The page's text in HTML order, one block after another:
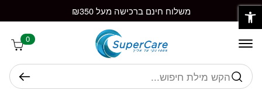
Skip to Content משלוח חינם ברכישה מעל ₪350
0
חיפוש
בחזרה למעלה
פתח סרגל נגישות